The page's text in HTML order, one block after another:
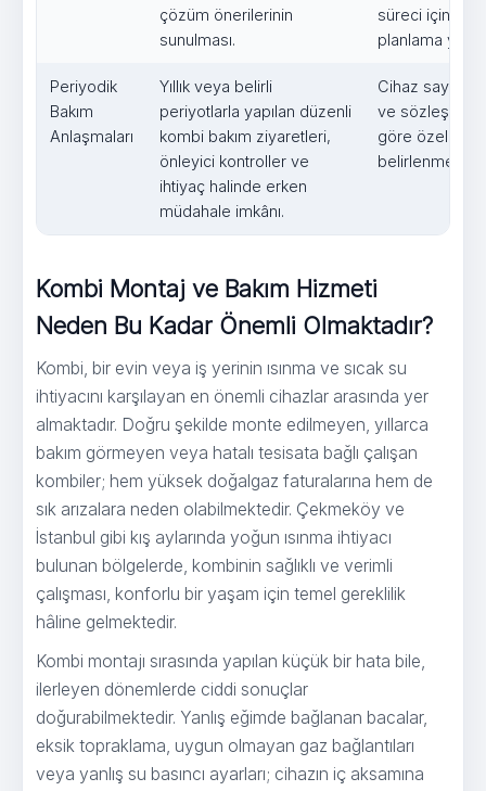
çözüm önerilerinin
sunulması.
süreci için
planlama
Periyodik
Bakım
Anlaşmaları
Yıllık veya belirli
periyotlarla yapılan düzenli
kombi bakım ziyaretleri,
önleyici kontroller ve
ihtiyaç halinde erken
müdahale imkânı.
Cihaz sayısı,
ve sözleşme
göre özel
Kombi Montaj ve Bakım Hizmeti
Neden Bu Kadar Önemli Olmaktadır?
Kombi, bir evin veya iş yerinin ısınma ve sıcak su
ihtiyacını karşılayan en önemli cihazlar arasında yer
almaktadır. Doğru şekilde monte edilmeyen, yıllarca
bakım görmeyen veya hatalı tesisata bağlı çalışan
kombiler; hem yüksek doğalgaz faturalarına hem de
sık arızalara neden olabilmektedir. Çekmeköy ve
İstanbul gibi kış aylarında yoğun ısınma ihtiyacı
bulunan bölgelerde, kombinin sağlıklı ve verimli
çalışması, konforlu bir yaşam için temel gereklilik
hâline gelmektedir.
Kombi montajı sırasında yapılan küçük bir hata bile,
ilerleyen dönemlerde ciddi sonuçlar
doğurabilmektedir. Yanlış eğimde bağlanan bacalar,
eksik topraklama, uygun olmayan gaz bağlantıları
veya yanlış su basıncı ayarları; cihazın iç aksamına